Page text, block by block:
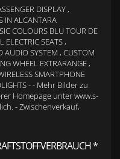
DISPLAY ,
IN ALCANTARA
COLOURS BLU TOUR DE
ELECTRIC SEATS ,
AUDIO SYSTEM , CUSTOM
WHEEL EXTRARANGE ,
SMARTPHONE
- - Mehr Bilder zu
Homepage unter www.s-
- Zwischenverkauf,
*